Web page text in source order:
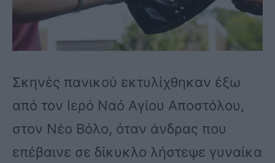
Σκηνές πανικού εκτυλίχθηκαν έξω
από τον Ιερό Ναό Αγίου Αποστόλου,
στον Νέο Βόλο, όταν άνδρας που
επέβαινε σε δίκυκλο λήστεψε γυναίκα